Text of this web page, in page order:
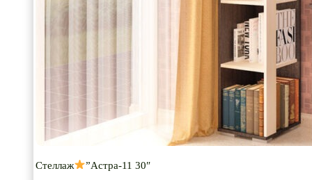
Стеллаж ”Астра-11 30″